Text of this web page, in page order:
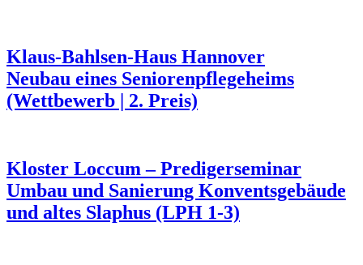
Klaus-Bahlsen-Haus Hannover
Neubau eines Seniorenpflegeheims
(Wettbewerb | 2. Preis)
Kloster Loccum – Predigerseminar
Umbau und Sanierung Konventsgebäude
und altes Slaphus (LPH 1-3)